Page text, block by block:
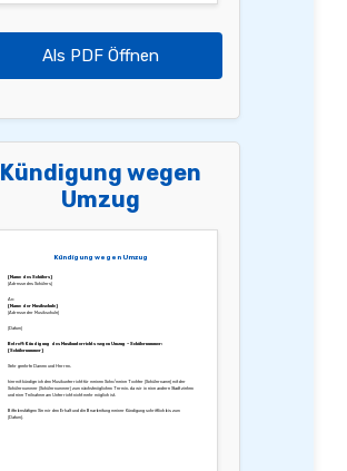
Als PDF Öffnen
Kündigung wegen
Umzug
Kündigung wegen Umzug
[Name des Schülers]
[Adresse des Schülers]
An:
[Name der Musikschule]
[Adresse der Musikschule]
[Datum]
Betreff: Kündigung des Musikunterrichts wegen Umzug – Schülernummer:
[Schülernummer]
Sehr geehrte Damen und Herren,
hiermit kündige ich den Musikunterricht für meinen Sohn/meine Tochter [Schülername] mit der
Schülernummer [Schülernummer] zum nächstmöglichen Termin, da wir in eine andere Stadt ziehen
und eine Teilnahme am Unterricht nicht mehr möglich ist.
Bitte bestätigen Sie mir den Erhalt und die Bearbeitung meiner Kündigung schriftlich bis zum
[Datum].